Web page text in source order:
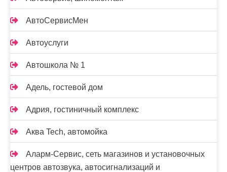
АвтоСервисМен
Автоуслуги
Автошкола № 1
Адель, гостевой дом
Адрия, гостиничный комплекс
Аква Tech, автомойка
Аларм-Сервис, сеть магазинов и установочных
центров автозвука, автосигнализаций и